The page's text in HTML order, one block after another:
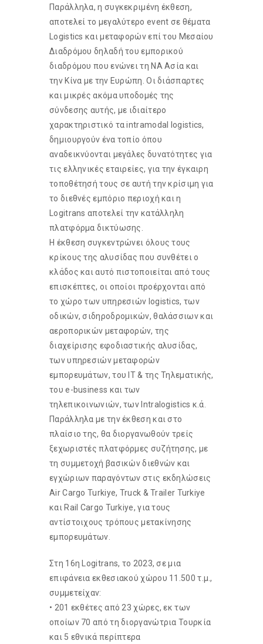
Παράλληλα, η συγκεκριμένη έκθεση,
αποτελεί το μεγαλύτερο event σε θέματα
Logistics και μεταφορών επί του Μεσαίου
Διαδρόμου δηλαδή του εμπορικού
διαδρόμου που ενώνει τη ΝΑ Ασία και
την Κίνα με την Ευρώπη. Οι διάσπαρτες
και μικρές ακόμα υποδομές της
σύνδεσης αυτής, με ιδιαίτερο
χαρακτηριστικό τα intramodal logistics,
δημιουργούν ένα τοπίο όπου
αναδεικνύονται μεγάλες δυνατότητες για
τις ελληνικές εταιρείες, για την έγκαιρη
τοποθέτησή τους σε αυτή την κρίσιμη για
το διεθνές εμπόριο περιοχή και η
Logitrans αποτελεί την κατάλληλη
πλατφόρμα δικτύωσης.
Η έκθεση συγκεντρώνει όλους τους
κρίκους της αλυσίδας που συνθέτει ο
κλάδος και αυτό πιστοποιείται από τους
επισκέπτες, οι οποίοι προέρχονται από
το χώρο των υπηρεσιών logistics, των
οδικών, σιδηροδρομικών, θαλάσσιων και
αεροπορικών μεταφορών, της
διαχείρισης εφοδιαστικής αλυσίδας,
των υπηρεσιών μεταφορών
εμπορευμάτων, του IΤ & της Τηλεματικής,
του e-business και των
τηλεπικοινωνιών, των Intralogistics κ.ά.
Παράλληλα με την έκθεση και στο
πλαίσιο της, θα διοργανωθούν τρείς
ξεχωριστές πλατφόρμες συζήτησης, με
τη συμμετοχή βασικών διεθνών και
εγχώριων παραγόντων στις εκδηλώσεις
Air Cargo Turkiye, Truck & Trailer Turkiye
και Rail Cargo Turkiye, για τους
αντίστοιχους τρόπους μετακίνησης
εμπορευμάτων.
Στη 16η Logitrans, το 2023, σε μια
επιφάνεια εκθεσιακού χώρου 11.500 τ.μ.,
συμμετείχαν:
• 201 εκθέτες από 23 χώρες, εκ των
οποίων 70 από τη διοργανώτρια Τουρκία
και 5 εθνικά περίπτερα